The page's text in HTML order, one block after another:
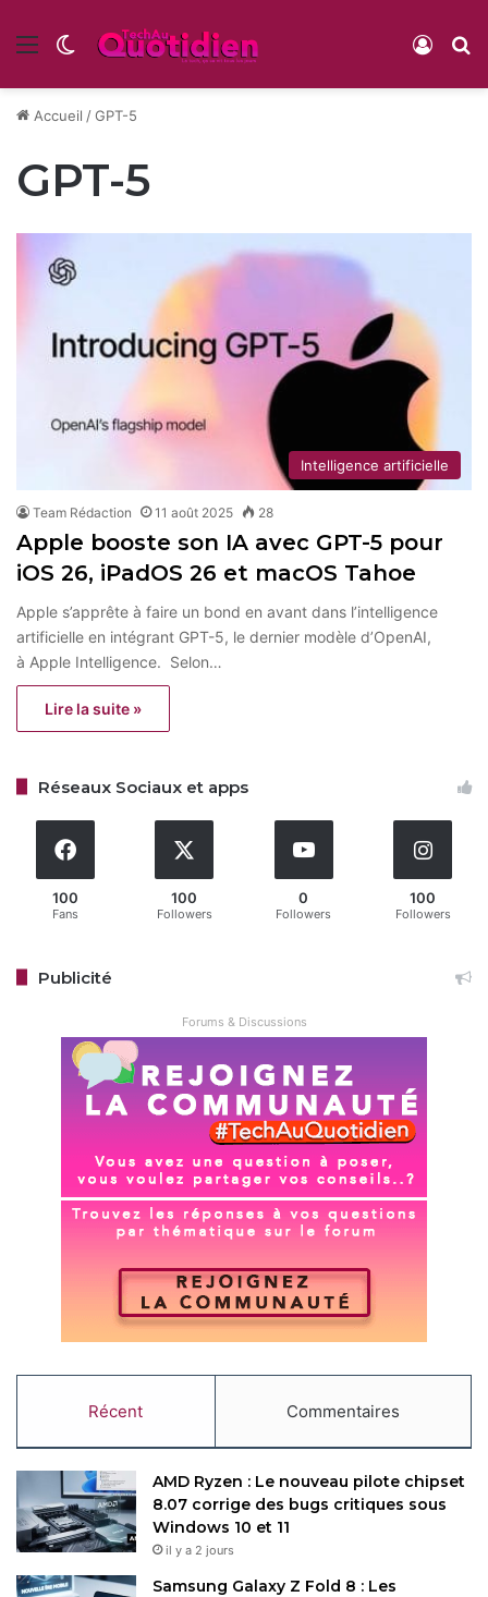
Menu Switch skin
Accueil /GPT-5
GPT-5
Intelligence artificielle
Team Rédaction 11 août 2025 28
Apple booste son IA avec GPT-5 pour
iOS 26, iPadOS 26 et macOS Tahoe
Apple s’apprête à faire un bond en avant dans l’intelligence
artificielle en intégrant GPT-5, le dernier modèle d’OpenAI,
à Apple Intelligence. Selon…
Lire la suite »
Réseaux Sociaux et apps
100
Fans
100
Followers
0
Followers
100
Followers
Publicité
Forums & Discussions
Récent Commentaires
AMD Ryzen : Le nouveau pilote chipset
8.07 corrige des bugs critiques sous
Windows 10 et 11
il y a 2 jours
Samsung Galaxy Z Fold 8 : Les